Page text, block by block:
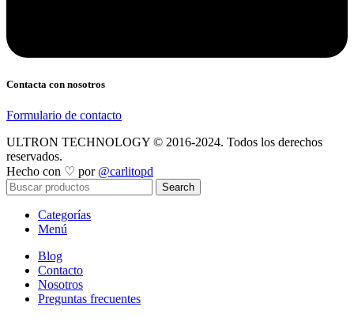
Contacta con nosotros
Formulario de contacto
ULTRON TECHNOLOGY © 2016-2024. Todos los derechos
reservados.
Hecho con ♡ por @carlitopd
Search
Categorías
Menú
Blog
Contacto
Nosotros
Preguntas frecuentes